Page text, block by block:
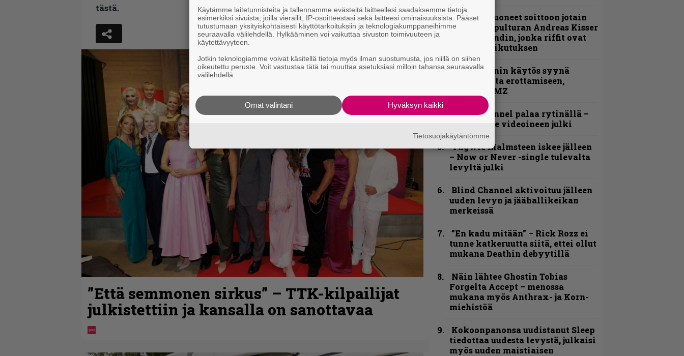
tästä.
”Että semmonen sirkus” – TTK-kilpailijat
julkistettiin ja kansalla on sanottavaa
”He ovat tuoneet soittoon jotain
uutta” – Sepulturan Andreas Kisser
nimeää bändin, jonka riffit ovat
tehneet vaikutuksen
Sid Wilsonin käytös syynä
Slipknotista erottamiseen,
raportoi TMZ
Blind Channel palaa rytinällä –
tuplasingle videoineen julki
Yngwie Malmsteen iskee jälleen
– Now or Never -single tulevalta
levyltä julki
Blind Channel aktivoituu jälleen
uuden levyn ja jäähallikeikan
merkeissä
”En kadu mitään” – Rick Rozz ei
tunne katkeruutta siitä, ettei ollut
mukana Deathin debyytillä
Näin lähtee Ghostin Tobias
Forgelta Accept – menossa
mukana myös Anthrax- ja Korn-
miehistöä
Kokoonpanonsa uudistanut Sleep
tiedottaa uudesta levystä, julkaisi
myös uuden maistiaisen
Käytämme laitetunnisteita ja tallennamme evästeitä laitteellesi saadaksemme tietoja
esimerkiksi sivuista, joilla vierailit, IP-osoitteestasi sekä laitteesi ominaisuuksista. Pääset
tutustumaan yksityiskohtaisesti käyttötarkoituksiin ja teknologiakumppaneihimme
seuraavalla välilehdellä. Hylkääminen voi vaikuttaa sivuston toimivuuteen ja
käytettävyyteen.
Jotkin teknologiamme voivat käsitellä tietoja myös ilman suostumusta, jos niillä on siihen
oikeutettu peruste. Voit vastustaa tätä tai muuttaa asetuksiasi milloin tahansa seuraavalla
välilehdellä.
Hyväksyn kaikki
Omat valintani
Tietosuojakäytäntömme